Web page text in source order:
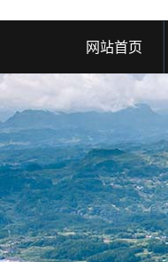
网站首页